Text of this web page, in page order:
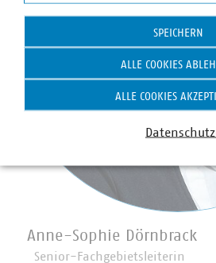
Anne-Sophie Dörnbrack
Senior-Fachgebietsleiterin
Statistik
SPEICHERN
ALLE COOKIES
ALLE COOKIES